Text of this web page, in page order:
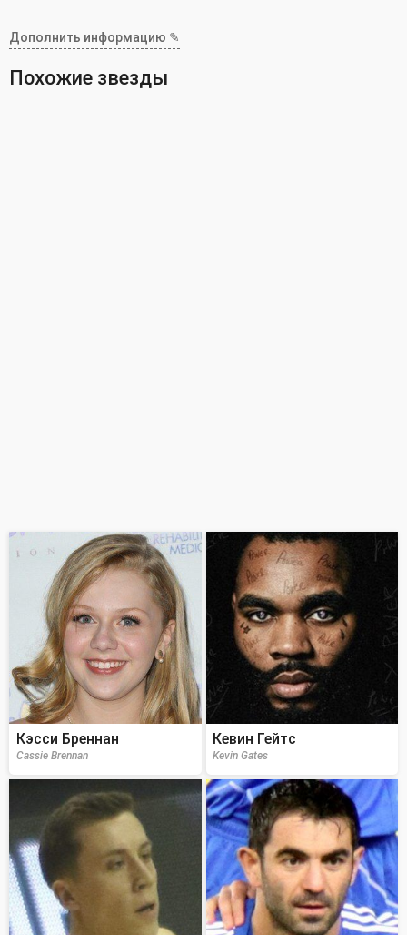
Дополнить информацию ✎
Похожие звезды
Кэсси Бреннан
Cassie Brennan
Кевин Гейтс
Kevin Gates